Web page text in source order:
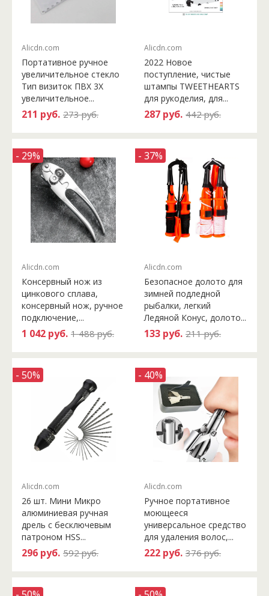
Alicdn.com
Портативное ручное
увеличительное стекло
Тип визиток ПВХ 3X
увеличительное...
211 руб. 273 руб.
Alicdn.com
2022 Новое
поступление, чистые
штампы TWEETHEARTS
для рукоделия, для...
287 руб. 442 руб.
- 29%
Alicdn.com
Консервный нож из
цинкового сплава,
консервный нож, ручное
подключение,...
1 042 руб. 1 488 руб.
- 37%
Alicdn.com
Безопасное долото для
зимней подледной
рыбалки, легкий
Ледяной Конус, долото...
133 руб. 211 руб.
- 50%
Alicdn.com
26 шт. Мини Микро
алюминиевая ручная
дрель с бесключевым
патроном HSS...
296 руб. 592 руб.
- 40%
Alicdn.com
Ручное портативное
моющееся
универсальное средство
для удаления волос,...
222 руб. 376 руб.